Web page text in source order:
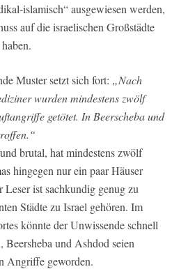
islamisch“ausgewiesen werden,
auf die israelischen Großstädte
Muster setzt sich fort: „Nach
wurden mindestens zwölf
getötet. In Beerscheba und
brutal, hat mindestens zwölf
hingegen nur ein paar Häuser
Leser ist sachkundig genug zu
Städte zu Israel gehören. Im
könnte der Unwissende schnell
und Ashdod seien
Angriffe geworden.